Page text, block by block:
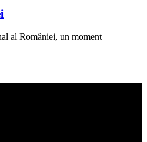
al României, un moment